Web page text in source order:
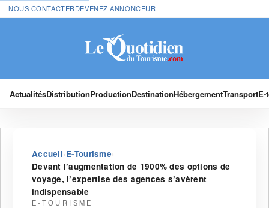
NOUS CONTACTERDEVENEZ ANNONCEUR
ActualitésDistributionProductionDestinationHébergementTransport
Accueil›E-Tourisme›
Devant l’augmentation de 1900% des options de
voyage, l’expertise des agences s’avèrent
indispensable
E-TOURISME